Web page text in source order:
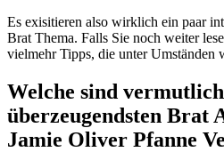
Es exisitieren also wirklich ein paar
Brat Thema. Falls Sie noch weiter
vielmehr Tipps, die unter Umständen
Welche sind
überzeugendsten Brat
Jamie Oliver Pfanne